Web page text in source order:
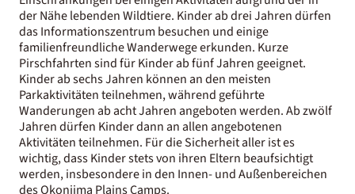
der Nähe lebenden Wildtiere. Kinder ab drei Jahren dürfen
das Informationszentrum besuchen und einige
familienfreundliche Wanderwege erkunden. Kurze
Pirschfahrten sind für Kinder ab fünf Jahren geeignet.
Kinder ab sechs Jahren können an den meisten
Parkaktivitäten teilnehmen, während geführte
Wanderungen ab acht Jahren angeboten werden. Ab zwölf
Jahren dürfen Kinder dann an allen angebotenen
Aktivitäten teilnehmen. Für die Sicherheit aller ist es
wichtig, dass Kinder stets von ihren Eltern beaufsichtigt
werden, insbesondere in den Innen- und Außenbereichen
des Okonjima Plains Camps.